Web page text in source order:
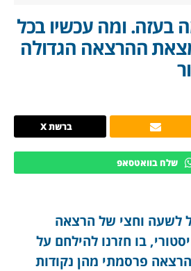
בעזה. ומה עכשיו בכל
ההרצאה הגדולה
ברשת X
שלח בוואטסאפ
לשעה וחצי של הרצאה
בו חזרנו להילחם על
פרסמתי מהן נקודות